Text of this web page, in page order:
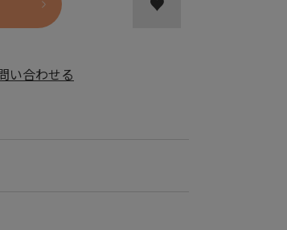
い合わせる